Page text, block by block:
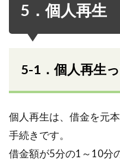
5．個人再生
5-1．個人再生
個人再生は、借金を元
手続きです。
借金額が5分の1～10分